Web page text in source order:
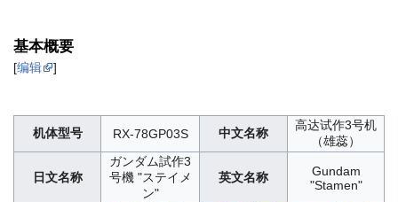
基本概要
[编辑 ]
机体型号 RX-78GP03S 中文名称
高达试作3号机
（雄蕊）
日文名称
ガンダム試作3
号機 "ステイメ
ン"
英文名称
Gundam
"Stamen"